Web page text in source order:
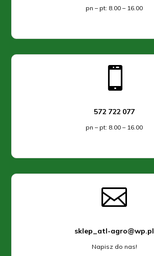
pn – pt: 8.00 – 16.00

572 722 077
pn – pt: 8.00 – 16.00

sklep_atl-agro@wp.pl
Napisz do nas!